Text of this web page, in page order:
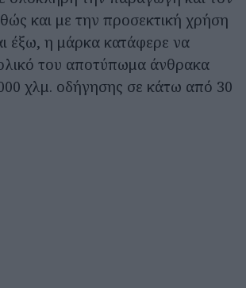
και με την προσεκτική χρήση
έξω, η μάρκα κατάφερε να
του αποτύπωμα άνθρακα
χλμ. οδήγησης σε κάτω από 30